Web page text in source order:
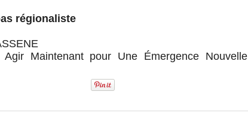
régionaliste
Agir Maintenant pour Une Émergence Nouvelle